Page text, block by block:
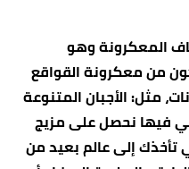
المعكرونة وهو
من معكرونة القواقع
مثل: الأجبان المتنوعة
فيها نحصل على مزيج
إلى عالم بعيد من